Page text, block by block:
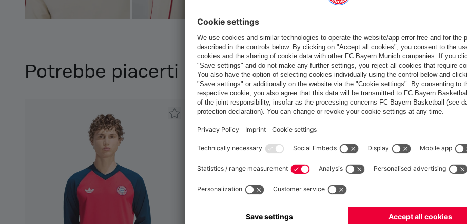
Potrebbe piacerti anche questo
Vuoi rimanere nel negozioItaliano ?
Globaleper consegnare lì!